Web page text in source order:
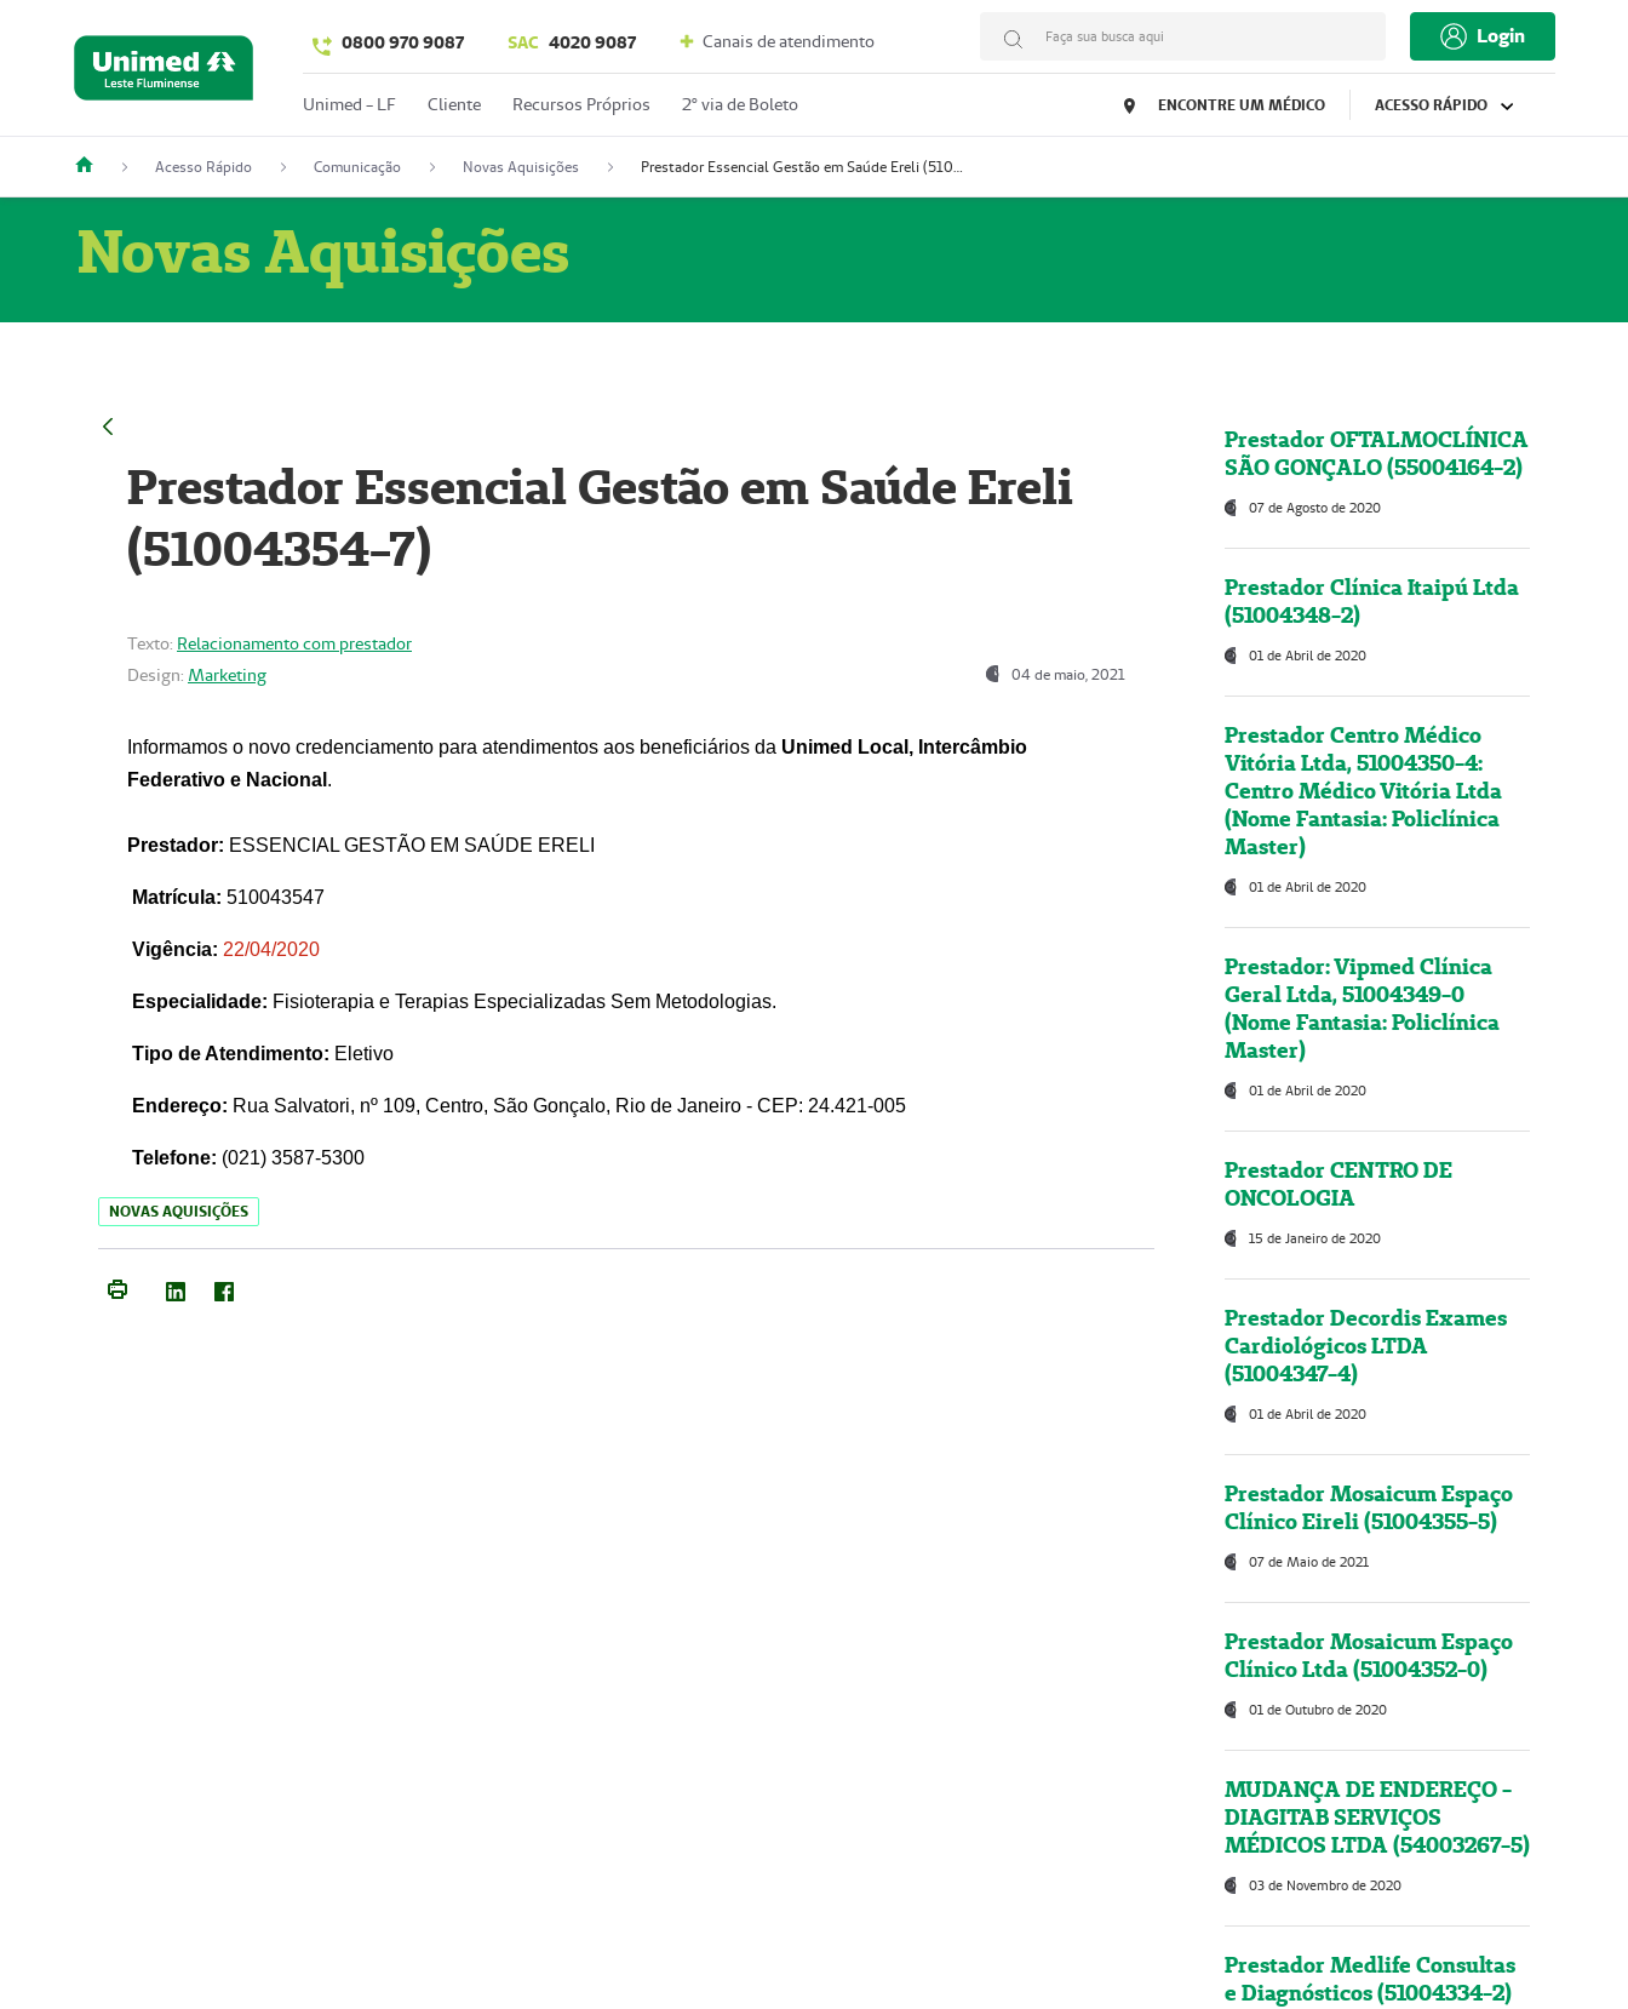
0800 970 9087 SAC 4020 9087 Canais de atendimento Faça sua busca aqui Login
Unimed - LF Cliente Recursos Próprios 2º via de Boleto ENCONTRE UM MÉDICO ACESSO RÁPIDO
Acesso Rápido Comunicação Novas Aquisições Prestador Essencial Gestão em Saúde Ereli (51004354-7)
Novas Aquisições
Prestador Essencial Gestão em Saúde Ereli
(51004354-7)
Texto: Relacionamento com prestador
Design: Marketing 04 de maio, 2021
Informamos o novo credenciamento para atendimentos aos beneficiários da Unimed Local, Intercâmbio
Federativo e Nacional .
Prestador: ESSENCIAL GESTÃO EM SAÚDE ERELI
Matrícula: 510043547
Vigência: 22/04/2020
Especialidade: Fisioterapia e Terapias Especializadas Sem Metodologias.
Tipo de Atendimento: Eletivo
Endereço: Rua Salvatori, nº 109, Centro, São Gonçalo, Rio de Janeiro - CEP: 24.421-005
Telefone: (021) 3587-5300
NOVAS AQUISIÇÕES
Prestador OFTALMOCLÍNICA
SÃO GONÇALO (55004164-2)
07 de Agosto de 2020
Prestador Clínica Itaipú Ltda
(51004348-2)
01 de Abril de 2020
Prestador Centro Médico
Vitória Ltda, 51004350-4:
Centro Médico Vitória Ltda
(Nome Fantasia: Policlínica
Master)
01 de Abril de 2020
Prestador: Vipmed Clínica
Geral Ltda, 51004349-0
(Nome Fantasia: Policlínica
Master)
01 de Abril de 2020
Prestador CENTRO DE
ONCOLOGIA
15 de Janeiro de 2020
Prestador Decordis Exames
Cardiológicos LTDA
(51004347-4)
01 de Abril de 2020
Prestador Mosaicum Espaço
Clínico Eireli (51004355-5)
07 de Maio de 2021
Prestador Mosaicum Espaço
Clínico Ltda (51004352-0)
01 de Outubro de 2020
MUDANÇA DE ENDEREÇO -
DIAGITAB SERVIÇOS
MÉDICOS LTDA (54003267-5)
03 de Novembro de 2020
Prestador Medlife Consultas
e Diagnósticos (51004334-2)